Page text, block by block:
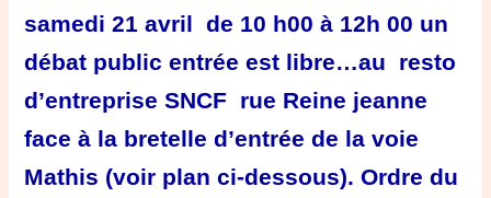
samedi 21 avril de 10 h00 à 12h 00 un
débat publicentrée est libre…au resto
d’entreprise SNCF rue Reine jeanne
face à la bretelle d’entrée de la voie
Mathis (voir plan ci-dessous). Ordre du